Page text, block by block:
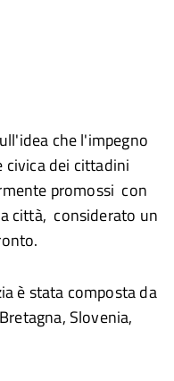
che l'impegno
civica dei cittadini
promossi con
città, considerato un
è stata composta da
Slovenia,